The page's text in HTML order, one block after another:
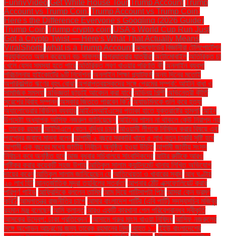
FunnyVideo Get White House Tour Trump Account Trump
Account vs Trump Coin: Trump Account vs Trump Coin:
Here's the Difference Everyone's Googling (2026 Guide)
Trump Coin Trump crypto coin USA's World Cup Run Just
Got a Crypto Twist — Here's What That Actually Means
ViralShorts what is a Trump Account অক্সফোর্ডের বিজ্ঞানীরা টেলিপোর্টেশন
প্রযুক্তিতে অর্জন করেছেন বড় সাফল্য অগ্রযাত্রার যাত্রীরা অটোমোবাইল অতিরিক্ত চা
খেলে যেসব সমস্যা হতে পারে অতিরিক্ত লবণ খাওয়ার পরিণতি কী অনলাইন ব্যবসা
পরিচালনায় হাইকোর্টের ৯টি নির্দেশনা অনলাইন শিক্ষা প্ল্যাটফর্ম অন্য দিনের মতোই
অপরিকল্পিত ঋণের বৃহৎ বোঝা অপ্রাপ্তবয়স্কদের সঙ্গে প্রেমের সম্পর্ক: আইনি বাধা ও
সামাজিক সমস্যা অভিজ্ঞতা ছাড়াই আবেদন করা যাবে অভিনয় শিল্পী অভিনেত্রী কীর্তি
সুরেশের বিবাহ সম্পন্ন অস্কার জিততে পারবেন কি? অ্যাডমিনকে গুলি করে হত্যা
অ্যালোভেরার বিভিন্ন ব্যবহার আইএসআইএসের পতাকা হাতে যুক্তরাষ্ট্রে হামলা! আইন
উপদেষ্টা অধ্যাপক আসিফ নজরুল জানিয়েছেন আইনের শাসন না থাকলে কেউ নিরাপদ নয়
- তারেক রহমান আইপিএলে বেতন বৃদ্ধির চমক আওয়ামী লীগকে নিষিদ্ধ করার বিষয়ে এক
প্রশ্নের জবাবে মান্না বলেন আগামী ২ বছরে সরকারি খাতে ৫ লাখ নতুন চাকরি সৃষ্টি হবে
আগামী এক বছরের মধ্যে জাতীয় নির্বাচন অনুষ্ঠিত হওয়া উচিত আগামী জাতীয় সংসদ
নির্বাচন কবে অনুষ্ঠিত হবে আজ বুধবার সচিবালয়ে সাংবাদিকদের আটার রুটিকে আরও
পুষ্টিকর করার কয়েকটি সহজ উপায় আতিকুল সালাম ক্যান্টনমেন্ট থানায় লিখিত অভিযোগ
দায়ের করেন আতিকুল সালাম জানিয়েছেন যে আতিথেয়তা ও খাবারের স্বাদ আধ ঘণ্টায়
২০ লাখ হিট আন্তর্জাতিক মুদ্রা তহবিলের সতর্কতা আপনার ঠোঁট এক্সফোলিয়েট করার
পরিপূর্ণ গাইড আফ্রিদিকে বললেন তামিম আম দিয়ে পাটিসাপটা পিঠা আমরা কেন ভ্রমণ
করি? আমলাতন্ত্র রাজনীতির চাপে আমার বাংলাদেশ পার্টির (এবি পার্টি) সদস্যসচিব মজিবুর
রহমান মঞ্জু বলেছেন আমি ক্লান্ত আরও একটি কারখানা পেল পরিবেশবান্ধব স্বীকৃতি
আসকের উদ্বেগ: ঢাকা প্রতিবেদন" আসামে গরুর মাংস খাওয়া নিষিদ্ধ আসিফ নজরুলের
সঙ্গে অশোভন আচরণের জন্য তারেক রহমানের নিন্দা আহত ১". ইইউ বাংলাদেশের